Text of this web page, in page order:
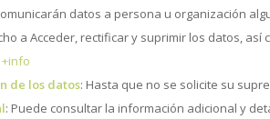
datos a persona u organización
a Acceder, rectificar y suprimir los datos,
+info
de los datos: Hasta que no se solicite su
: Puede consultar la información adicional y